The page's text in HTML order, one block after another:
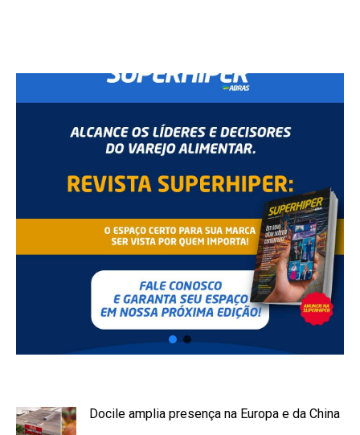
Docile amplia presença na Europa e da China